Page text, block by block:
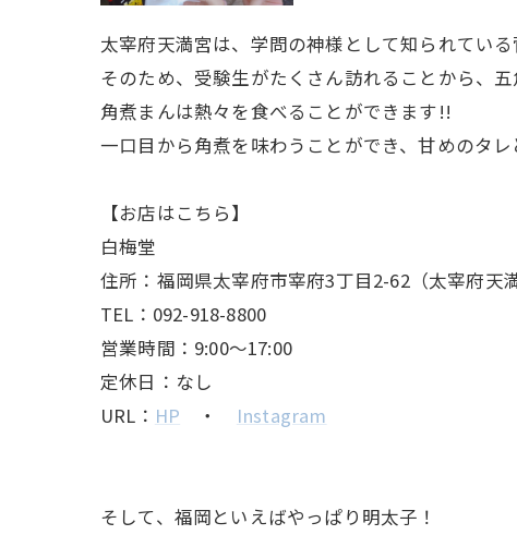
太宰府天満宮は、学問の神様として知られてい
そのため、受験生がたくさん訪れることから、
角煮まんは熱々を食べることができます!!
一口目から角煮を味わうことができ、甘めのタ
【お店はこちら】
白梅堂
住所：福岡県太宰府市宰府3丁目2-62（太宰府天
TEL：092-918-8800
営業時間：9:00～17:00
定休日：なし
URL： HP ・ Instagram
そして、福岡といえばやっぱり明太子！